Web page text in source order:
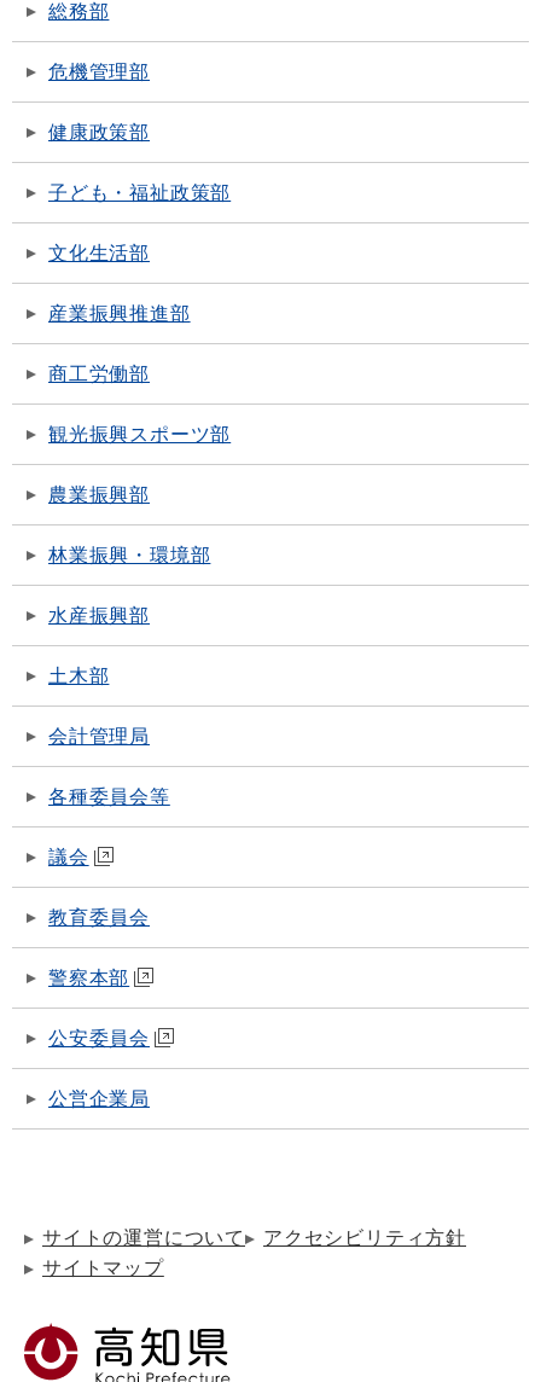
総務部
危機管理部
健康政策部
子ども・福祉政策部
文化生活部
産業振興推進部
商工労働部
観光振興スポーツ部
農業振興部
林業振興・環境部
水産振興部
土木部
会計管理局
各種委員会等
議会
教育委員会
警察本部
公安委員会
公営企業局
サイトの運営について
アクセシビリティ方針
サイトマップ